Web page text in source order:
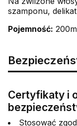
szamponu,
Pojemność:
Certyfikaty i
Stosować